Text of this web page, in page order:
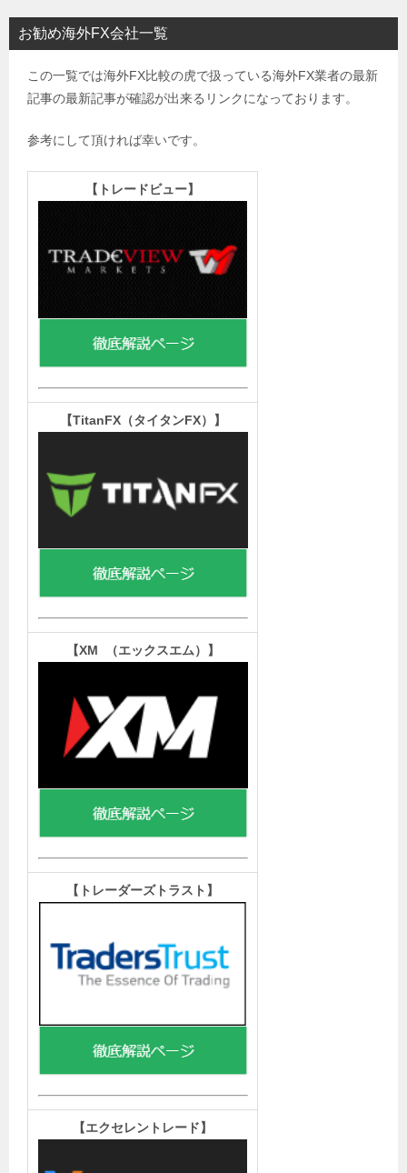
お勧め海外FX会社一覧
この一覧では海外FX比較の虎で扱っている海外FX業者の最新
記事の最新記事が確認が出来るリンクになっております。
参考にして頂ければ幸いです。
【 トレードビュー】
【TitanFX（タイタンFX） 】
【XM （エックスエム） 】
【トレーダーズトラスト 】
【エクセレントレード】